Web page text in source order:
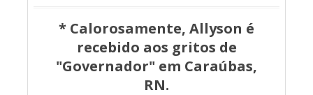
* Calorosamente, Allyson é
recebido aos gritos de
"Governador" em Caraúbas,
RN.